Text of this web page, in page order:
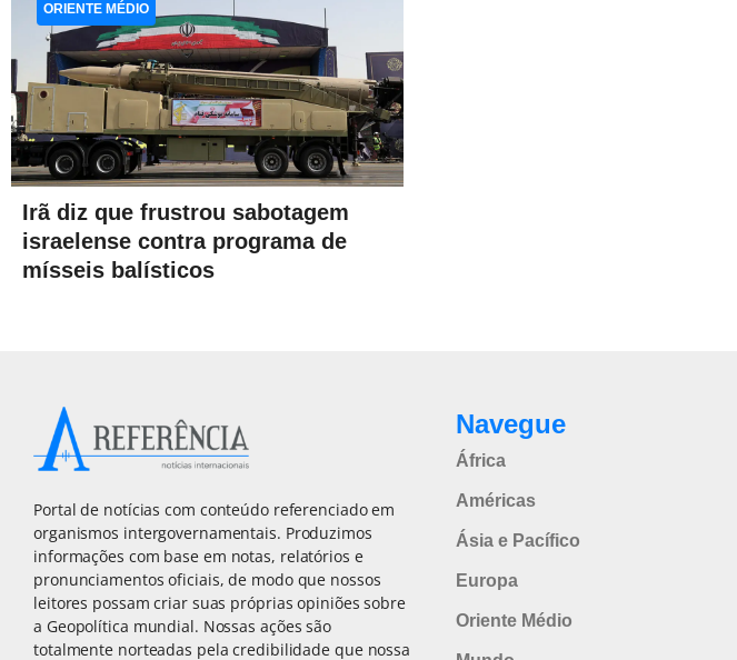
Irã diz que frustrou sabotagem
israelense contra programa de
mísseis balísticos
ORIENTE MÉDIO
Portal de notícias com conteúdo referenciado em
organismos intergovernamentais. Produzimos
informações com base em notas, relatórios e
pronunciamentos oficiais, de modo que nossos
leitores possam criar suas próprias opiniões sobre
a Geopolítica mundial. Nossas ações são
totalmente norteadas pela credibilidade que nossa
Navegue
África
Américas
Ásia e Pacífico
Europa
Oriente Médio